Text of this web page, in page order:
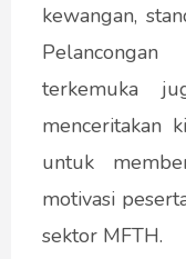
kewangan,
terkemuka
menceritakan
untuk
motivasi
sektor MFTH.